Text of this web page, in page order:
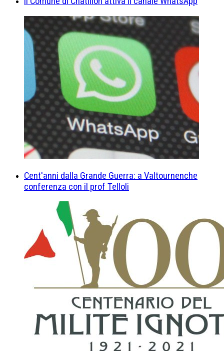
Cent'anni dalla Grande Guerra: a Valtournenche
conferenza con il prof Telloli